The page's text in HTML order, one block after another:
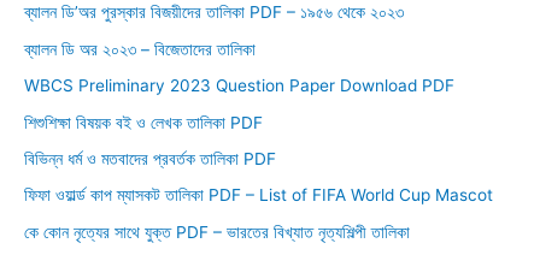
ব্যালন ডি’অর পুরস্কার বিজয়ীদের তালিকা PDF – ১৯৫৬ থেকে ২০২৩
ব্যালন ডি অর ২০২৩ – বিজেতাদের তালিকা
WBCS Preliminary 2023 Question Paper Download PDF
শিশুশিক্ষা বিষয়ক বই ও লেখক তালিকা PDF
বিভিন্ন ধর্ম ও মতবাদের প্রবর্তক তালিকা PDF
ফিফা ওয়ার্ল্ড কাপ ম্যাসকট তালিকা PDF – List of FIFA World Cup Mascot
কে কোন নৃত্যের সাথে যুক্ত PDF – ভারতের বিখ্যাত নৃত্যশিল্পী তালিকা